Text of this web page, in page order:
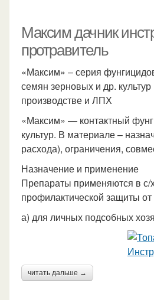
Максим дачник
протравитель
«Максим» – серия
семян зерновых и др.
производстве и ЛПХ
«Максим» — контактный
культур. В материале –
расхода), ограничения,
Назначение и применение
Препараты применяются в с/
профилактической защиты
а) для личных подсобных
читать дальше →